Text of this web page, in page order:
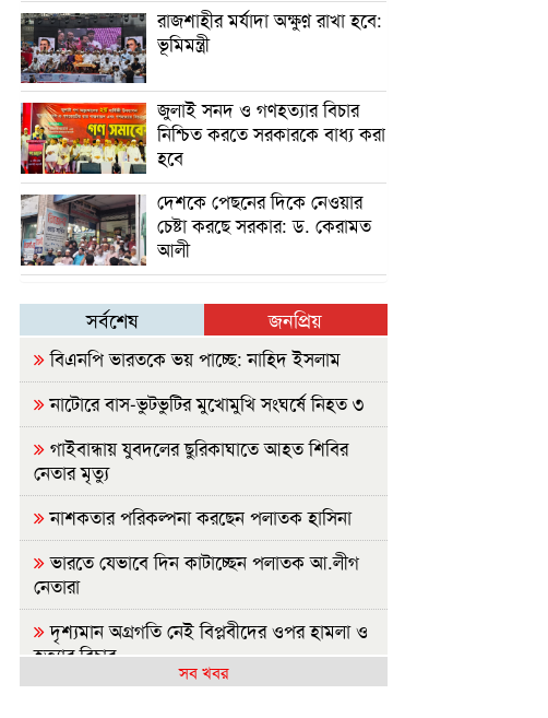
রাজশাহীর মর্যাদা অক্ষুণ্ন রাখা হবে:
ভূমিমন্ত্রী
জুলাই সনদ ও গণহত্যার বিচার
নিশ্চিত করতে সরকারকে বাধ্য করা
হবে
দেশকে পেছনের দিকে নেওয়ার
চেষ্টা করছে সরকার: ড. কেরামত
আলী
সর্বশেষ জনপ্রিয়
বিএনপি ভারতকে ভয় পাচ্ছে: নাহিদ ইসলাম
নাটোরে বাস-ভুটভুটির মুখোমুখি সংঘর্ষে নিহত ৩
গাইবান্ধায় যুবদলের ছুরিকাঘাতে আহত শিবির
নেতার মৃত্যু
নাশকতার পরিকল্পনা করছেন পলাতক হাসিনা
ভারতে যেভাবে দিন কাটাচ্ছেন পলাতক আ.লীগ
নেতারা
দৃশ্যমান অগ্রগতি নেই বিপ্লবীদের ওপর হামলা ও
হত্যার বিচার
সব খবর